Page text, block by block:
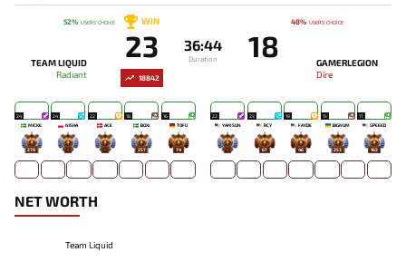
52% USERS' CHOICE
18842
TEAM LIQUID
Radiant
WIN
23 36:44
Duration 18
GAMERLEGION
Dire
48% USERS' CHOICE
24
MICKE
278
24
NISHA
-
22
ACE
-
18
BOXI
257
16
TOFU
74
22
YAMSUN
-
23
RCY
67
19
FAYDE
46
15
BIGNUM
253
17
SPEEED
162
NET WORTH
Team Liquid